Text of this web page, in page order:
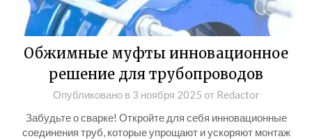
Обжимные муфты инновационное
решение для трубопроводов
Опубликовано в 3 ноября 2025 от Redactor
Забудьте о сварке! Откройте для себя инновационные
соединения труб, которые упрощают и ускоряют монтаж